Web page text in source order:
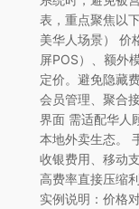
表，重点聚焦以
美华人场景） 价
屏POS）、额外
定价。避免隐藏
会员管理、聚合
界面 需适配华人
本地外卖生态。
收银费用、移动
高费率直接压缩
实例说明：价格